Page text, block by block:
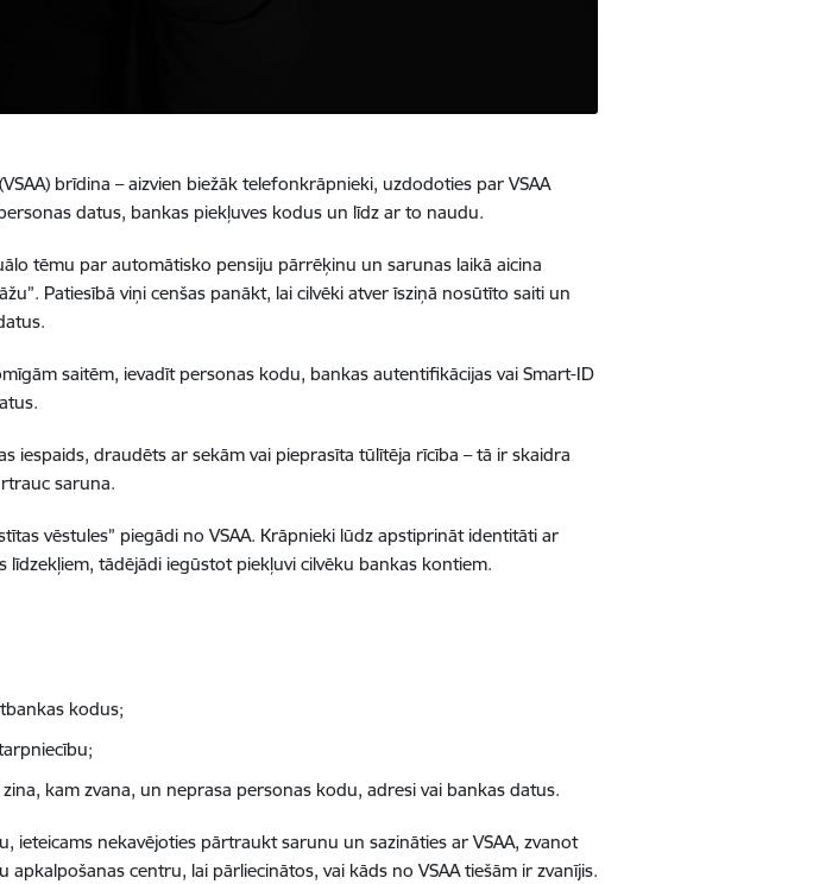
brīdina – aizvien biežāk telefonkrāpnieki, uzdodoties par VSAA
datus, bankas piekļuves kodus un līdz ar to naudu.
tēmu par automātisko pensiju pārrēķinu un sarunas laikā aicina
Patiesībā viņi cenšas panākt, lai cilvēki atver īsziņā nosūtīto saiti un
saitēm, ievadīt personas kodu, bankas autentifikācijas vai Smart-ID
iespaids, draudēts ar sekām vai pieprasīta tūlītēja rīcība – tā ir skaidra
saruna.
vēstules” piegādi no VSAA. Krāpnieki lūdz apstiprināt identitāti ar
līdzekļiem, tādējādi iegūstot piekļuvi cilvēku bankas kontiem.
kodus;
kam zvana, un neprasa personas kodu, adresi vai bankas datus.
ieteicams nekavējoties pārtraukt sarunu un sazināties ar VSAA, zvanot
centru, lai pārliecinātos, vai kāds no VSAA tiešām ir zvanījis.